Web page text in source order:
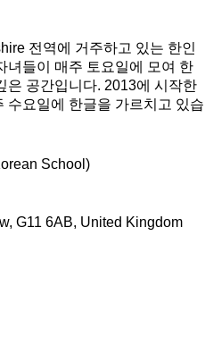
전역에 거주하고 있는 한인
녀들이 매주 토요일에 모여 한
은 공간입니다. 2013에 시작한
수요일에 한글을 가르치고 있습
School)
G11 6AB, United Kingdom